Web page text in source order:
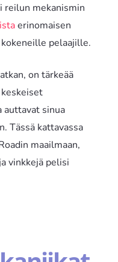
reilun mekanismin
erinomaisen
pelaajille.
on tärkeää
auttavat sinua
Tässä kattavassa
maailmaan,
vinkkejä pelisi